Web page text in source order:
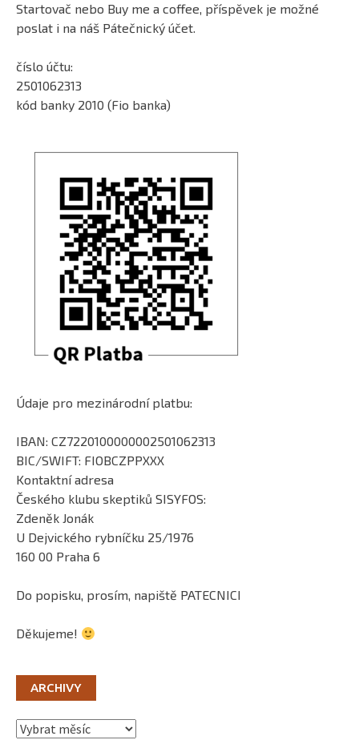
Startovač nebo Buy me a coffee, příspěvek je možné
poslat i na náš Pátečnický účet.
číslo účtu:
2501062313
kód banky 2010 (Fio banka)
Údaje pro mezinárodní platbu:
IBAN: CZ7220100000002501062313
BIC/SWIFT: FIOBCZPPXXX
Kontaktní adresa
Českého klubu skeptiků SISYFOS:
Zdeněk Jonák
U Dejvického rybníčku 25/1976
160 00 Praha 6
Do popisku, prosím, napiště PATECNICI
Děkujeme!
ARCHIVY
Archivy